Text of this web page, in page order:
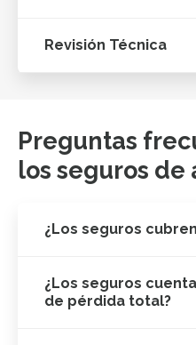
Revisión Técnica
Preguntas
los seguros de
¿Los seguros
¿Los seguros
de pérdida total?